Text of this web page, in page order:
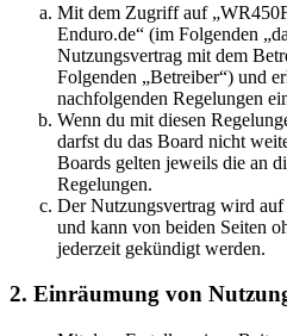
Mit dem Zugriff auf
Enduro.de“ (im Folgenden
Nutzungsvertrag mit dem
Folgenden „Betreiber“) und
nachfolgenden Regelungen
Wenn du mit diesen
darfst du das Board nicht
Boards gelten jeweils die an
Regelungen.
Der Nutzungsvertrag wird auf
und kann von beiden Seiten
jederzeit gekündigt werden.
2. Einräumung von